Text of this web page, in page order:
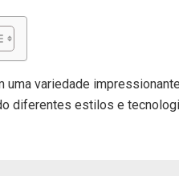
uma variedade
diferentes estilos e